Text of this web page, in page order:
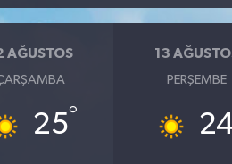
AĞUSTOS
25°
13
PERŞEMBE
24